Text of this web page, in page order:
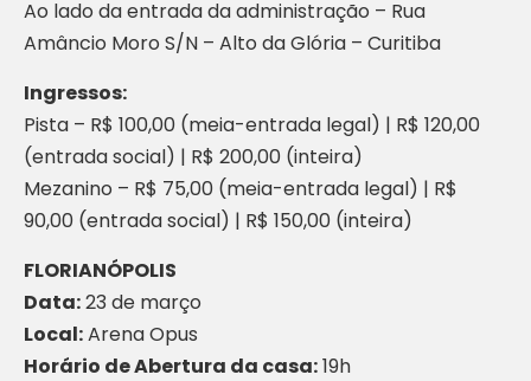
Ao lado da entrada da administração – Rua
Amâncio Moro S/N – Alto da Glória – Curitiba
Ingressos:
Pista – R$ 100,00 (meia-entrada legal) | R$ 120,00
(entrada social) | R$ 200,00 (inteira)
Mezanino – R$ 75,00 (meia-entrada legal) | R$
90,00 (entrada social) | R$ 150,00 (inteira)
FLORIANÓPOLIS
Data:23 de março
Local:Arena Opus
Horário de Abertura da casa:19h